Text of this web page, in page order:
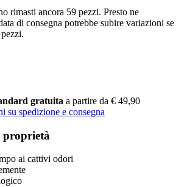
rimasti ancora 59 pezzi. Presto ne
di consegna potrebbe subire variazioni se
gratuita a partire da € 49,90
su spedizione e consegna
proprietà
ai cattivi odori